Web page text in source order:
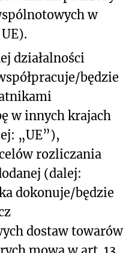
w
działalności
będzie
w innych krajach
„UE”),
rozliczania
(dalej:
dokonuje/będzie
dostaw towarów